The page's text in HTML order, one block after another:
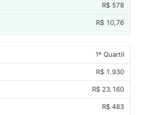
R$ 578
R$ 10,76
1º Quartil
R$ 1.930
R$ 23.160
R$ 483